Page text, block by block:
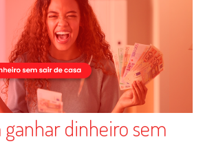
ganhar dinheiro sem